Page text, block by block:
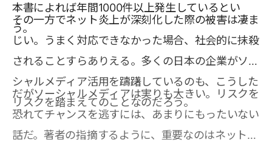
本書によれば年間1000件以上発生しているとい
う。
その一方でネット炎上が深刻化した際の被害は凄ま
じい。うまく対応できなかった場合、社会的に抹殺
されることすらありえる。多くの日本の企業がソー
シャルメディア活用を躊躇しているのも、こうした
リスクを踏まえてのことなのだろう。
だがソーシャルメディアは実りも大きい。リスクを
恐れてチャンスを逃すには、あまりにもったいない
話だ。著者の指摘するように、重要なのはネット炎